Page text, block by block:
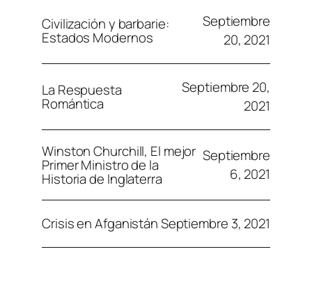
Civilización y barbarie:
Estados Modernos
Septiembre
20, 2021
La Respuesta
Romántica
Septiembre 20,
2021
Winston Churchill, El mejor
Primer Ministro de la
Historia de Inglaterra
Septiembre
6, 2021
Crisis en AfganistánSeptiembre 3, 2021